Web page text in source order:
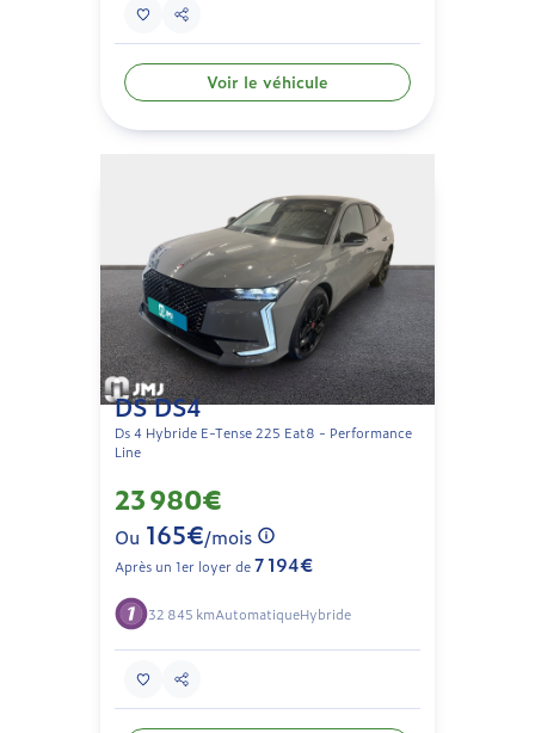
Voir le véhicule
DS DS4
Ds 4 Hybride E-Tense 225 Eat8 - Performance
Line
23 980€
Ou 165€/mois
Après un 1er loyer de7 194€
32 845 kmAutomatiqueHybride